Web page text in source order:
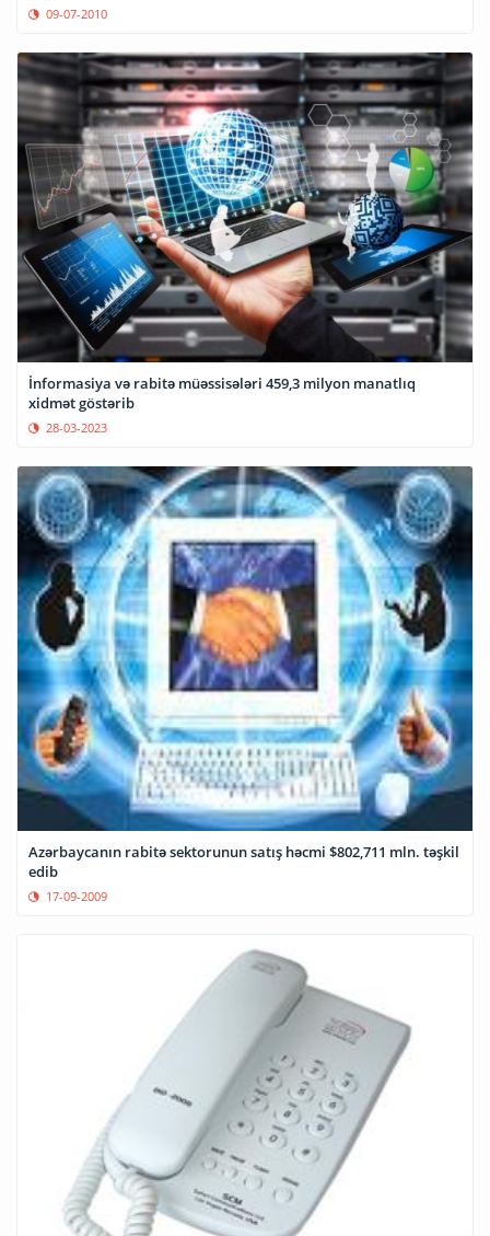
09-07-2010
İnformasiya və rabitə müəssisələri 459,3 milyon manatlıq
xidmət göstərib
28-03-2023
Azərbaycanın rabitə sektorunun satış həcmi $802,711 mln. təşkil
edib
17-09-2009